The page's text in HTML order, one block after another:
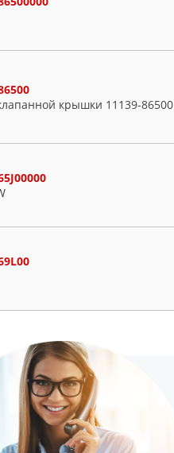
кpышки 11139-86500